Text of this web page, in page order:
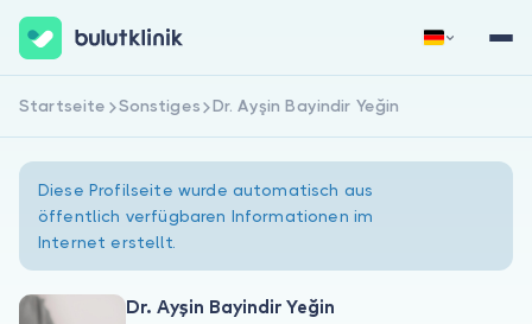
Jetzt registrieren Anmelden
Startseite Sonstiges Dr. Ayşin Bayindir Yeğin
Diese Profilseite wurde automatisch aus
öffentlich verfügbaren Informationen im
Internet erstellt.
Dr. Ayşin Bayindir Yeğin